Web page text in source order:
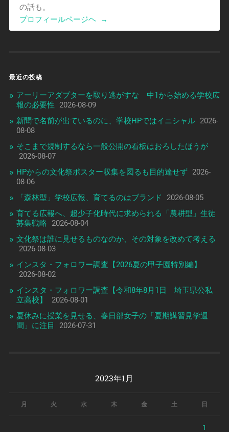
の話も。
プロフィールページヘ
→
最近の投稿
アーリーアダプターを取り逃がすな 中1から始める学校広
報の必要性
2026-08-09
新聞で名前が出ているのに、学校HPではイニシャル 2026-
08-08
そこまで規制するなら一般公開の看板はおろしたほうが
2026-08-07
HPからの文化祭ポスター収集を図るも目的達せず 2026-
08-06
「森林型」学校広報、育てるのはブランド
2026-08-05
育てる広報へ、超少子化時代に求められる「農耕型」生徒
募集戦略
2026-08-04
文化祭は誰に見せるものなのか、その対象を改めて考える
2026-08-03
インスタ・フォロワー調査【2026夏の甲子園特別編】
2026-08-02
インスタ・フォロワー調査【令和8年8月1日 埼玉県公私
立高校】
2026-08-01
夏休みに授業を見せる、春日部女子の「夏期講習見学週
間」に注目
2026-07-31
2023年1月
月 火 水 木 金 土 日
1